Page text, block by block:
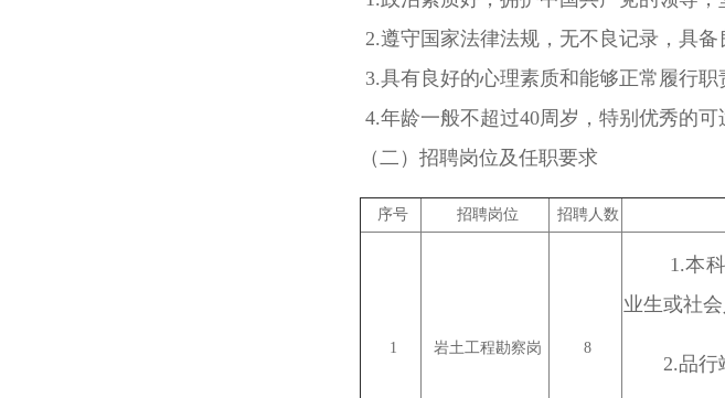
2.遵守国家法律法规，无不良记录，具
3.具有良好的心理素质和能够正常履行职
4.年龄一般不超过40周岁，特别优秀的可
（二）招聘岗位及任职要求
序号 招聘岗位 招聘人数
1 岩土工程勘察岗 8
1.本
业生或社会
2.品行